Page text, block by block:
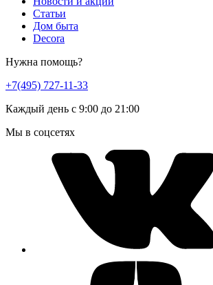
Статьи
Дом быта
Decora
Нужна помощь?
+7(495) 727-11-33
Каждый день с 9:00 до 21:00
Мы в соцсетях